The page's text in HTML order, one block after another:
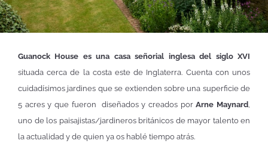
Guanock House es una casa señorial inglesa del siglo XVI
situada cerca de la costa este de Inglaterra. Cuenta con unos
cuidadísimos jardines que se extienden sobre una superficie de
5 acres y que fueron diseñados y creados porArne Maynard
uno de los paisajistas/jardineros británicos de mayor talento en
la actualidad y de quien ya os hablé tiempo atrás.